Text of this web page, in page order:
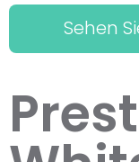
Sehen